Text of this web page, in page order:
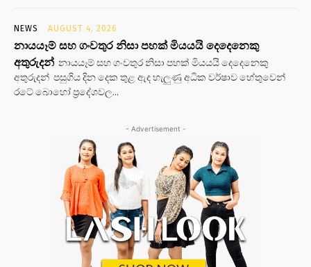
NEWS AUGUST 4, 2026
නායයෑම් සහ ගංවතුර නිසා පහක් මියයයි දෙදෙනෙකු
අතුරුදන් නායයෑම් සහ ගංවතුර නිසා පහක් මියයයි දෙදෙනෙකු
අතුරුදන් පසුගිය දින දෙක තුළ ඇද හැලුණු අධික වර්ෂාව හේතුවෙන්
රටේ බොහෝ ප්‍රදේශවල...
- Advertisement -